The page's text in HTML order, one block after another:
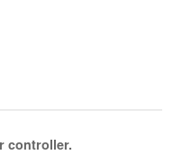
controller.